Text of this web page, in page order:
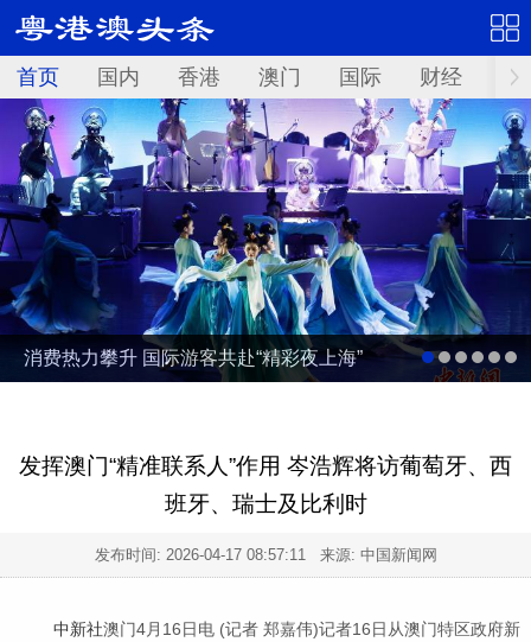
首页 国内 香港 澳门 国际 财经 资
消费热力攀升 国际游客共赴“精彩夜上海”
发挥澳门“精准联系人”作用 岑浩辉将访葡萄牙、西
班牙、瑞士及比利时
发布时间: 2026-04-17 08:57:11 来源: 中国新闻网
中新社澳门4月16日电 (记者 郑嘉伟)记者16日从澳门特区政府新